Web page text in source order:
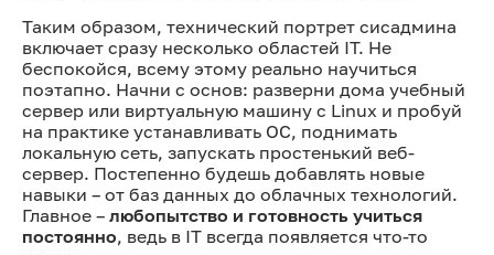
Таким образом, технический портрет сисадмина
включает сразу несколько областей IT. Не
беспокойся, всему этому реально научиться
поэтапно. Начни с основ: разверни дома учебный
сервер или виртуальную машину с Linux и пробуй
на практике устанавливать ОС, поднимать
локальную сеть, запускать простенький веб-
сервер. Постепенно будешь добавлять новые
навыки – от баз данных до облачных технологий.
Главное – любопытство и готовность учиться
постоянно, ведь в IT всегда появляется что-то